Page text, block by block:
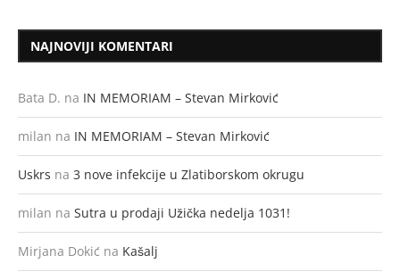
NAJNOVIJI KOMENTARI
Bata D. na IN MEMORIAM – Stevan Mirković
milan na IN MEMORIAM – Stevan Mirković
Uskrs na 3 nove infekcije u Zlatiborskom okrugu
milan na Sutra u prodaji Užička nedelja 1031!
Mirjana Dokić na Kašalj